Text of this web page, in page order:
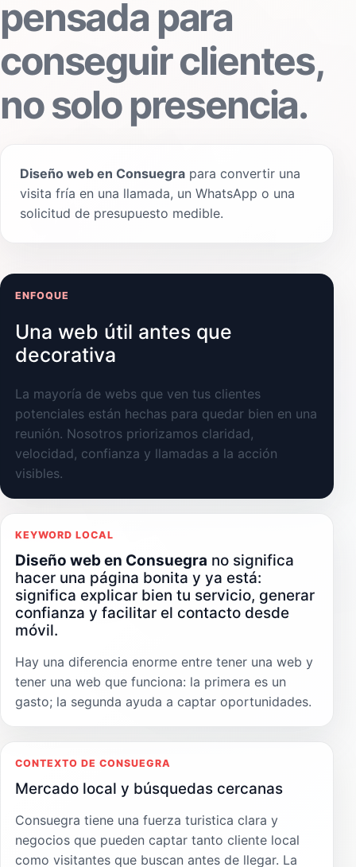
pensada para
conseguir clientes,
no solo presencia.
Diseño web en Consuegra para convertir una
visita fría en una llamada, un WhatsApp o una
solicitud de presupuesto medible.
ENFOQUE
Una web útil antes que
decorativa
La mayoría de webs que ven tus clientes
potenciales están hechas para quedar bien en una
reunión. Nosotros priorizamos claridad,
velocidad, confianza y llamadas a la acción
visibles.
KEYWORD LOCAL
Diseño web en Consuegra no significa
hacer una página bonita y ya está:
significa explicar bien tu servicio, generar
confianza y facilitar el contacto desde
móvil.
Hay una diferencia enorme entre tener una web y
tener una web que funciona: la primera es un
gasto; la segunda ayuda a captar oportunidades.
CONTEXTO DE CONSUEGRA
Mercado local y búsquedas cercanas
Consuegra tiene una fuerza turistica clara y
negocios que pueden captar tanto cliente local
como visitantes que buscan antes de llegar. La